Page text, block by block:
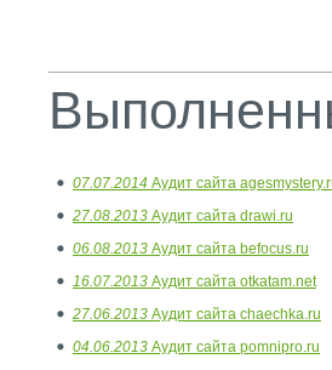
07.07.2014 Аудит сайта
27.08.2013 Аудит сайта drawi.ru
06.08.2013 Аудит сайта befocus.ru
16.07.2013 Аудит сайта otkatam.net
27.06.2013 Аудит сайта chaechka.ru
04.06.2013 Аудит сайта pomnipro.ru